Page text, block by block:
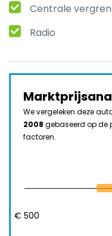
Centrale
Radio
We vergeleken deze
2008 gebaseerd op de
factoren.
€ 500